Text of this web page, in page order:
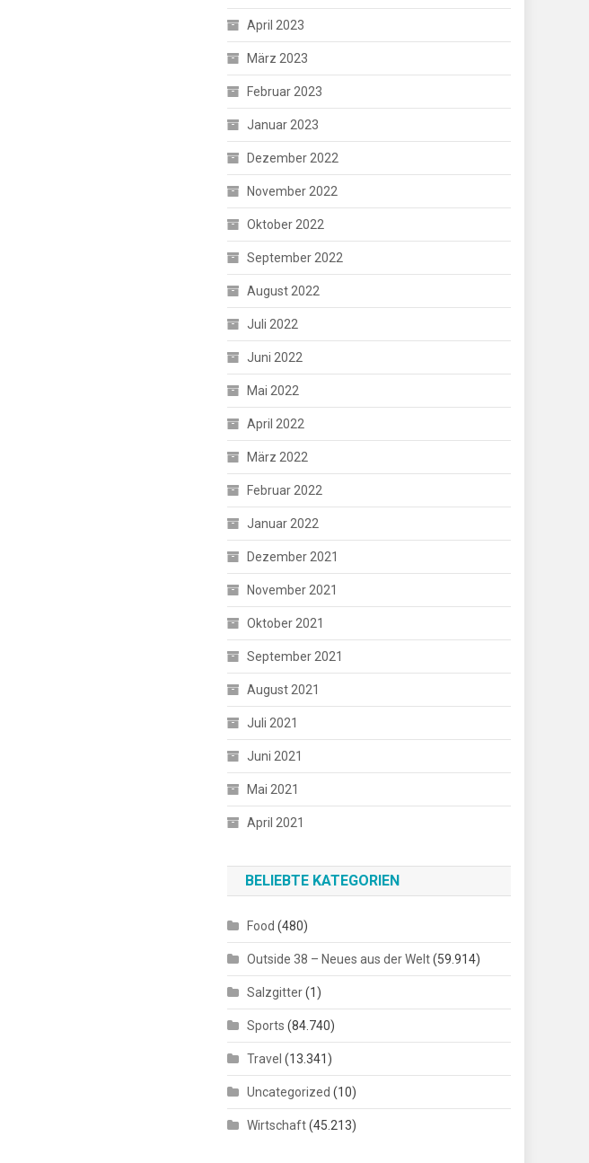
April 2023
März 2023
Februar 2023
Januar 2023
Dezember 2022
November 2022
Oktober 2022
September 2022
August 2022
Juli 2022
Juni 2022
Mai 2022
April 2022
März 2022
Februar 2022
Januar 2022
Dezember 2021
November 2021
Oktober 2021
September 2021
August 2021
Juli 2021
Juni 2021
Mai 2021
April 2021
BELIEBTE KATEGORIEN
Food (480)
Outside 38 – Neues aus der Welt(59.914)
Salzgitter(1)
Sports (84.740)
Travel (13.341)
Uncategorized (10)
Wirtschaft(45.213)